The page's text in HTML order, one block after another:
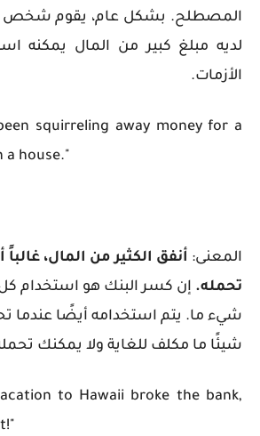
المصطلح. بشكل عام، يقوم شخص
لديه مبلغ كبير من المال يمكنه
الأزمات.
squirreling away money for a
a house."
المعنى: أنفق الكثير من المال،
تحمله. إن كسر البنك هو استخدام
شيء ما. يتم استخدامه أيضًا عندما
شيئًا ما مكلف للغاية ولا يمكنك
to Hawaii broke the bank,